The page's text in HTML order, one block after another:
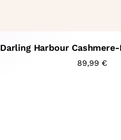
Darling Harbour
89,99 €